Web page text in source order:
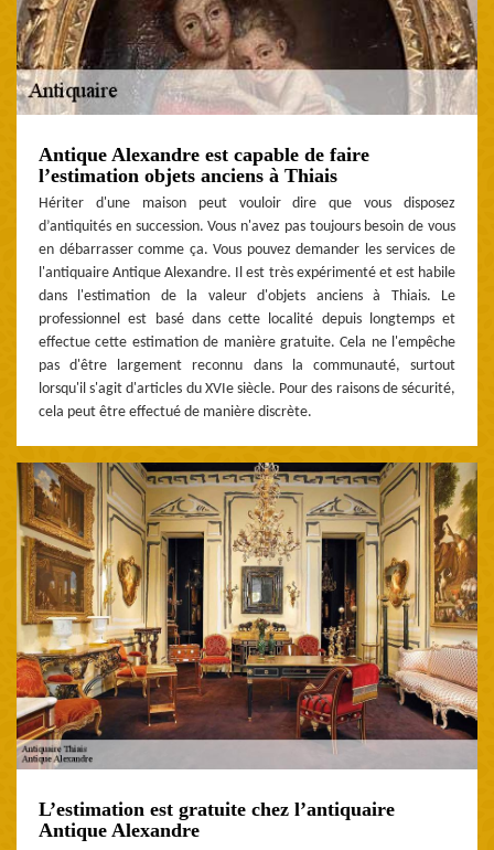
Antique Alexandre est capable de faire
l’estimation objets anciens à Thiais
Hériter d'une maison peut vouloir dire que vous disposez
d’antiquités en succession. Vous n'avez pas toujours besoin de vous
en débarrasser comme ça. Vous pouvez demander les services de
l'antiquaire Antique Alexandre. Il est très expérimenté et est habile
dans l'estimation de la valeur d'objets anciens à Thiais. Le
professionnel est basé dans cette localité depuis longtemps et
effectue cette estimation de manière gratuite. Cela ne l'empêche
pas d'être largement reconnu dans la communauté, surtout
lorsqu'il s'agit d'articles du XVIe siècle. Pour des raisons de sécurité,
cela peut être effectué de manière discrète.
L’estimation est gratuite chez l’antiquaire
Antique Alexandre